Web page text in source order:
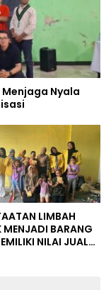
Nyala
LIMBAH
MENJADI BARANG
NILAI JUAL